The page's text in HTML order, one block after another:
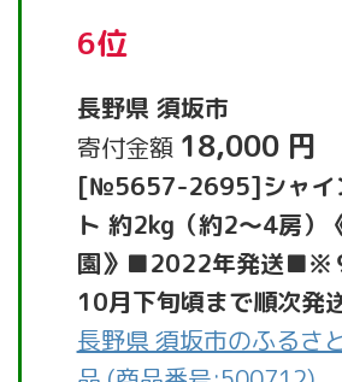
6位
長野県 須坂市
寄付金額 18,000 円
[№5657-2695]シャイ
ト 約2kg（約2～4房）
園》■2022年発送■※
10月下旬頃まで順次発
長野県 須坂市のふるさ